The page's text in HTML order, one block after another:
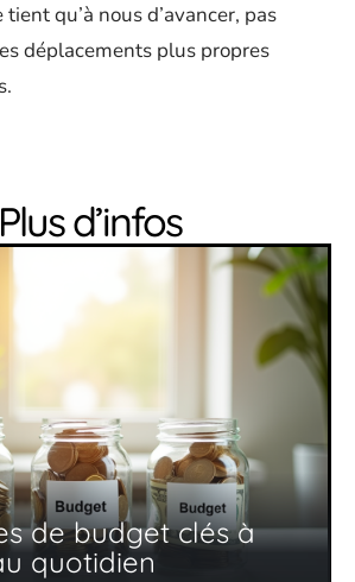
qu’à nous d’avancer, pas
déplacements plus propres
Plus d’infos
de budget clés à
quotidien